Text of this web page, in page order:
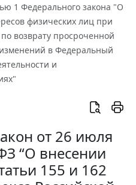
1 Федерального закона "О
физических лиц при
возврату просроченной
в Федеральный
и
от 26 июля
“О внесении
155 и 162